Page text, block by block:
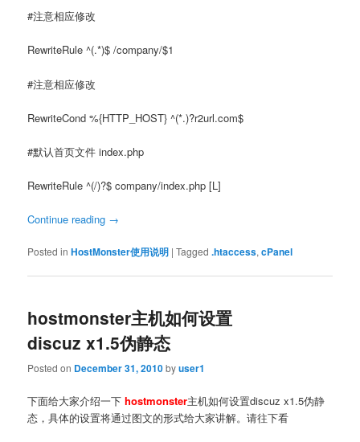
#注意相应修改
RewriteRule ^(.*)$ /company/$1
#注意相应修改
RewriteCond %{HTTP_HOST} ^(*.)?r2url.com$
#默认首页文件 index.php
RewriteRule ^(/)?$ company/index.php [L]
Continue reading →
Posted in HostMonster使用说明 |Tagged .htaccess,cPanel
hostmonster主机如何设置
discuz x1.5伪静态
Posted on December 31, 2010byuser1
下面给大家介绍一下hostmonster主机如何设置discuz x1.5伪静
态，具体的设置将通过图文的形式给大家讲解。请往下看